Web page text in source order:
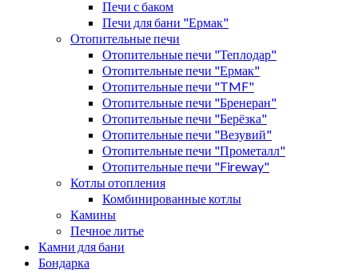
Печи с баком
Печи для бани "Ермак"
Отопительные печи
Отопительные печи "Теплодар"
Отопительные печи "Ермак"
Отопительные печи "TMF"
Отопительные печи "Бренеран"
Отопительные печи "Берёзка"
Отопительные печи "Везувий"
Отопительные печи "Прометалл"
Отопительные печи "Fireway"
Котлы отопления
Комбинированные котлы
Камины
Печное литье
Камни для бани
Бондарка